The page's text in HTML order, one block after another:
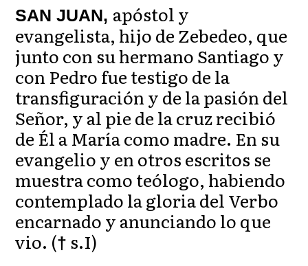
SAN JUAN, apóstol y
evangelista, hijo de Zebedeo, que
junto con su hermano Santiago y
con Pedro fue testigo de la
transfiguración y de la pasión del
Señor, y al pie de la cruz recibió
de Él a María como madre. En su
evangelio y en otros escritos se
muestra como teólogo, habiendo
contemplado la gloria del Verbo
encarnado y anunciando lo que
vio. († s.I)